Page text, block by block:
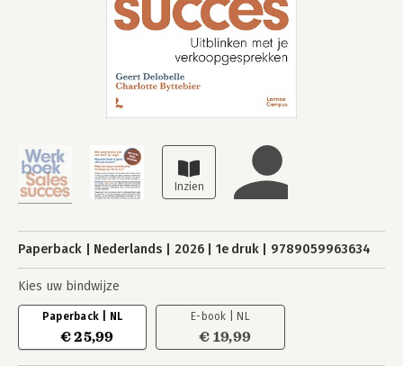
Paperback Nederlands 2026 1e druk 9789059963634
Kies uw bindwijze
Paperback | NL
€ 25,99
E-book | NL
€ 19,99